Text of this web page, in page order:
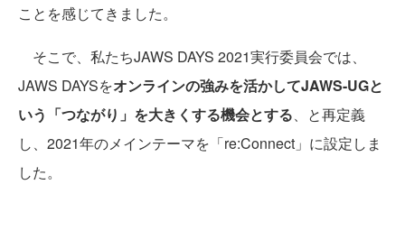
ことを感じてきました。
そこで、私たちJAWS DAYS 2021実行委員会では、
JAWS DAYSをオンラインの強みを活かしてJAWS-UGと
いう「つながり」を大きくする機会とする、と再定義
し、2021年のメインテーマを「re:Connect」に設定しま
した。